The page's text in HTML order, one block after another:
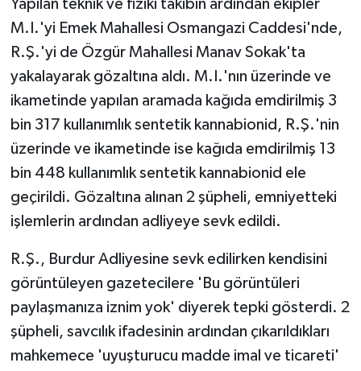
Yapılan teknik ve fiziki takibin ardından ekipler
M.I.'yi Emek Mahallesi Osmangazi Caddesi'nde,
R.Ş.'yi de Özgür Mahallesi Manav Sokak'ta
yakalayarak gözaltına aldı. M.I.'nın üzerinde ve
ikametinde yapılan aramada kağıda emdirilmiş 3
bin 317 kullanımlık sentetik kannabionid, R.Ş.'nin
üzerinde ve ikametinde ise kağıda emdirilmiş 13
bin 448 kullanımlık sentetik kannabionid ele
geçirildi. Gözaltına alınan 2 şüpheli, emniyetteki
işlemlerin ardından adliyeye sevk edildi.
R.Ş., Burdur Adliyesine sevk edilirken kendisini
görüntüleyen gazetecilere 'Bu görüntüleri
paylaşmanıza iznim yok' diyerek tepki gösterdi. 2
şüpheli, savcılık ifadesinin ardından çıkarıldıkları
mahkemece 'uyuşturucu madde imal ve ticareti'